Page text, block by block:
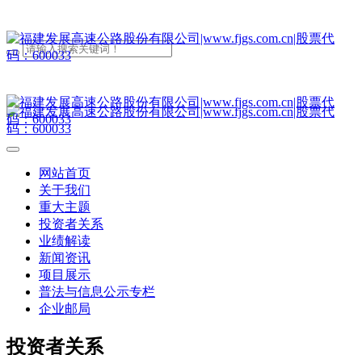
网站首页
关于我们
重大主题
投资者关系
业绩解读
新闻资讯
项目展示
普法与信息公示专栏
企业邮局
投资者关系